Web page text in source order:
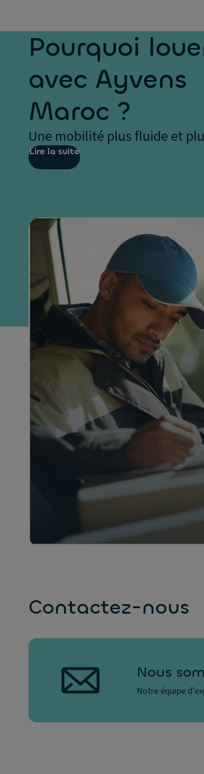
Pourquoi
avec Ayvens
Maroc ?
Une mobilité plus fluide et
Lire la suite
Contactez-nous
Nous
Notre équipe